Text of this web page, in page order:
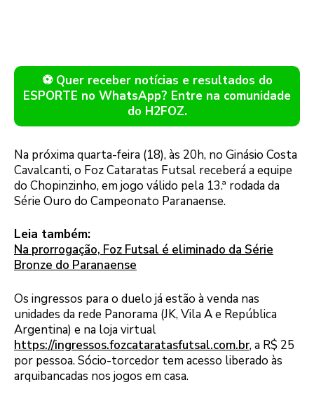
⚽ Quer receber notícias e resultados do
ESPORTE no WhatsApp? Entre na comunidade
do H2FOZ.
Na próxima quarta-feira (18), às 20h, no Ginásio Costa
Cavalcanti, o Foz Cataratas Futsal receberá a equipe
do Chopinzinho, em jogo válido pela 13.ª rodada da
Série Ouro do Campeonato Paranaense.
Leia também:
Na prorrogação, Foz Futsal é eliminado da Série
Bronze do Paranaense
Os ingressos para o duelo já estão à venda nas
unidades da rede Panorama (JK, Vila A e República
Argentina) e na loja virtual
https://ingressos.fozcataratasfutsal.com.br, a R$ 25
por pessoa. Sócio-torcedor tem acesso liberado às
arquibancadas nos jogos em casa.